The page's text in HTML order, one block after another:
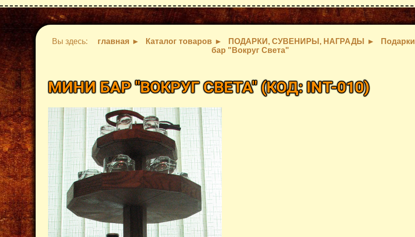
Вы здесь: главная Каталог товаров ПОДАРКИ, СУВЕНИРЫ, НАГРАДЫ Подарки
бар "Вокруг Света"
МИНИ БАР "ВОКРУГ СВЕТА"(КОД:INT-010)